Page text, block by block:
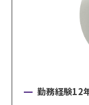
勤務経験12